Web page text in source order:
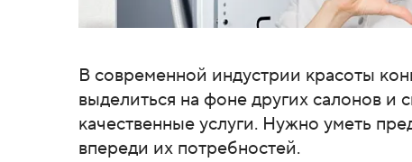
В современной индустрии красоты
выделиться на фоне других салонов и
качественные услуги. Нужно уметь
впереди их потребностей.